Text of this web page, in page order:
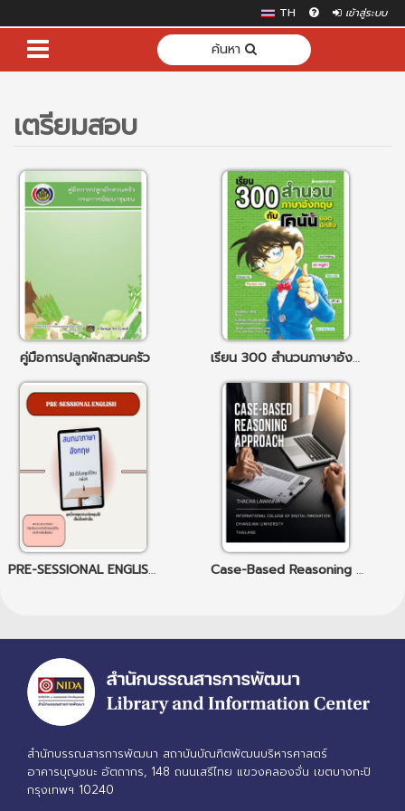
TH เข้าสู่ระบบ
ค้นหา
เตรียมสอบ
คู่มือการปลูกผักสวนครัว เรียน 300 สำนวนภาษาอังกฤษกับโคนันยอดนักสืบ
PRE-SESSIONAL ENGLISH สนทนาภาษาอังกฤษ 20 ชั่วโมงพูดได้จนคล่อง Case-Based Reasoning Approach
สำนักบรรณสารการพัฒนา สถาบันบัณฑิตพัฒนบริหารศาสตร์
อาคารบุญชนะ อัตถากร, 148 ถนนเสรีไทย แขวงคลองจั่น เขตบางกะปิ
กรุงเทพฯ 10240